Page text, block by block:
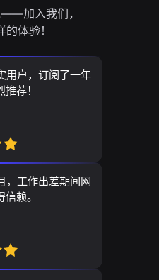
加入我们，
体验！
用户，订阅了一年
荐！
，工作出差期间网
赖。